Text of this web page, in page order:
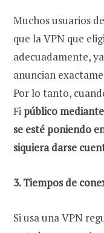
Muchos usuarios
que la VPN que
adecuadamente,
anuncian
Por lo tanto,
Fi público
se esté poniendo
siquiera darse
3. Tiempos de
Si usa una VPN